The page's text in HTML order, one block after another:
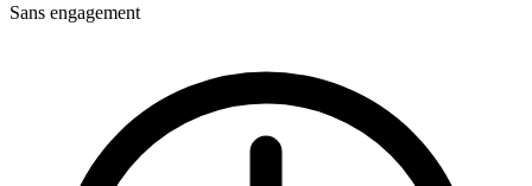
Sans engagement